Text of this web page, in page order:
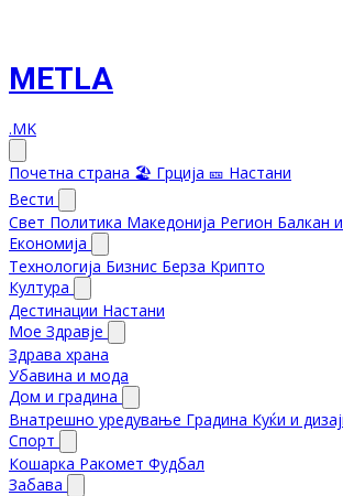
METLA
.MK
Почетна страна 🏖️ Грција 🎫 Настани
Вести
Свет Политика Македонија Регион Балкан
Економија
Технологија Бизнис Берза Крипто
Култура
Дестинации Настани
Мое Здравје
Здрава храна
Убавина и мода
Дом и градина
Внатрешно уредување Градина Куќи и
Спорт
Кошарка Ракомет Фудбал
Забава